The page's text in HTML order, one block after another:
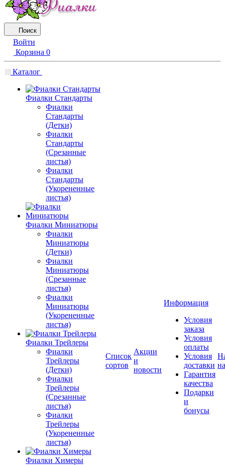
Поиск
Войти
Корзина 0
Каталог
Фиалки Стандарты
Фиалки
Стандарты
(Детки)
Фиалки
Стандарты
(Срезанные
листья)
Фиалки
Стандарты
(Укорененные
листья)
Фиалки Миниатюры
Фиалки
Миниатюры
(Детки)
Фиалки
Миниатюры
(Срезанные
листья)
Фиалки
Миниатюры
(Укорененные
листья)
Фиалки Трейлеры
Фиалки
Трейлеры
(Детки)
Фиалки
Трейлеры
(Срезанные
листья)
Фиалки
Трейлеры
(Укорененные
листья)
Фиалки Химеры
Список
сортов
Акции
и
новости
Информация
Условия
заказа
Условия
оплаты
Условия
доставки
Гарантия
качества
Подарки
и
бонусы